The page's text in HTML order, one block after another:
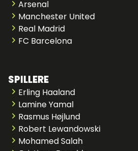
Arsenal
Manchester United
Real Madrid
FC Barcelona
SPILLERE
Erling Haaland
Lamine Yamal
Rasmus Højlund
Robert Lewandowski
Mohamed Salah